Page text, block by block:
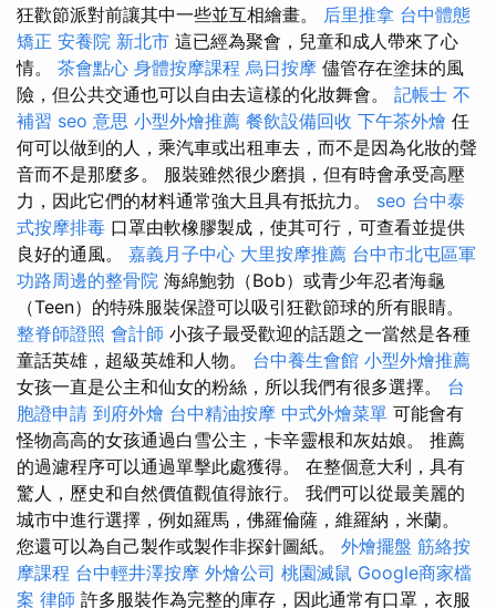
狂歡節派對前讓其中一些並互相繪畫。 后里推拿 台中體態
矯正 安養院 新北市 這已經為聚會，兒童和成人帶來了心
情。 茶會點心 身體按摩課程 烏日按摩 儘管存在塗抹的風
險，但公共交通也可以自由去這樣的化妝舞會。 記帳士 不
補習 seo 意思 小型外燴推薦 餐飲設備回收 下午茶外燴 任
何可以做到的人，乘汽車或出租車去，而不是因為化妝的聲
音而不是那麼多。 服裝雖然很少磨損，但有時會承受高壓
力，因此它們的材料通常強大且具有抵抗力。 seo 台中泰
式按摩排毒 口罩由軟橡膠製成，使其可行，可查看並提供
良好的通風。 嘉義月子中心 大里按摩推薦 台中市北屯區軍
功路周邊的整骨院 海綿鮑勃（Bob）或青少年忍者海龜
（Teen）的特殊服裝保證可以吸引狂歡節球的所有眼睛。
整脊師證照 會計師 小孩子最受歡迎的話題之一當然是各種
童話英雄，超級英雄和人物。 台中養生會館 小型外燴推薦
女孩一直是公主和仙女的粉絲，所以我們有很多選擇。 台
胞證申請 到府外燴 台中精油按摩 中式外燴菜單 可能會有
怪物高高的女孩通過白雪公主，卡辛靈根和灰姑娘。 推薦
的過濾程序可以通過單擊此處獲得。 在整個意大利，具有
驚人，歷史和自然價值觀值得旅行。 我們可以從最美麗的
城市中進行選擇，例如羅馬，佛羅倫薩，維羅納，米蘭。
您還可以為自己製作或製作非探針圖紙。 外燴擺盤 筋絡按
摩課程 台中輕井澤按摩 外燴公司 桃園滅鼠 Google商家檔
案 律師 許多服裝作為完整的庫存，因此通常有口罩，衣服